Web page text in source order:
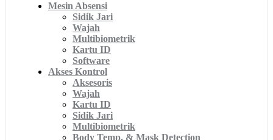
Mesin Absensi
Sidik Jari
Wajah
Multibiometrik
Kartu ID
Software
Akses Kontrol
Aksesoris
Wajah
Kartu ID
Sidik Jari
Multibiometrik
Body Temp. & Mask Detection